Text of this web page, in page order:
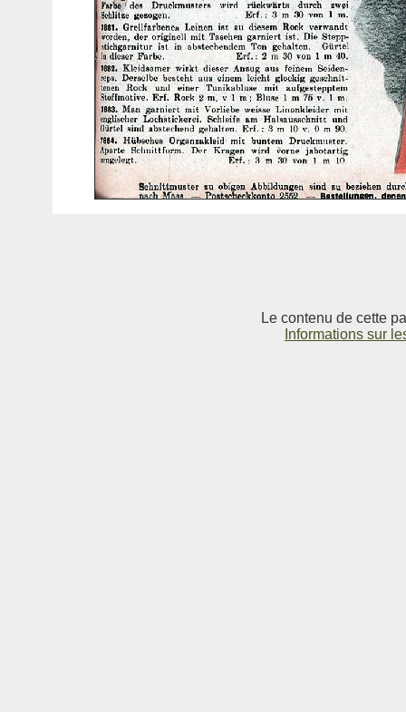
Le contenu de cette
Informations sur